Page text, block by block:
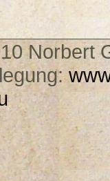
Norbert